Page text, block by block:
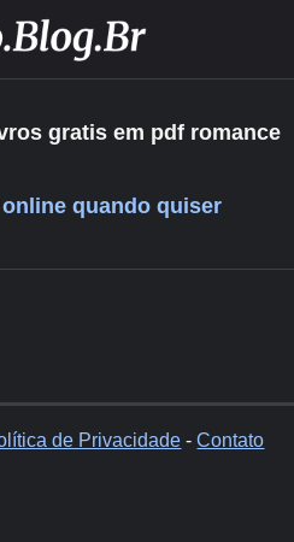
gratis em pdf romance
quando quiser
de Privacidade -Contato